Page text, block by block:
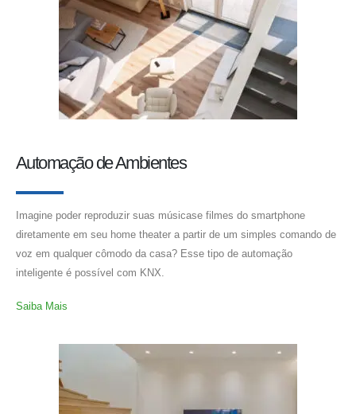
Automação de Ambientes
Imagine poder reproduzir suas músicase filmes do smartphone
diretamente em seu home theater a partir de um simples comando de
voz em qualquer cômodo da casa? Esse tipo de automação
inteligente é possível com KNX.
Saiba Mais